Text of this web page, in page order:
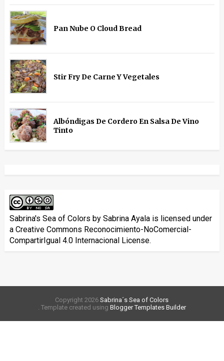
Pan Nube O Cloud Bread
Stir Fry De Carne Y Vegetales
Albóndigas De Cordero En Salsa De Vino
Tinto
Sabrina's Sea of Colors by Sabrina Ayalais licensed under
a Creative Commons Reconocimiento-NoComercial-
CompartirIgual 4.0 Internacional License.
Copyright2026 Sabrina´s Sea of Colors
. Template created using Blogger Templates Builder